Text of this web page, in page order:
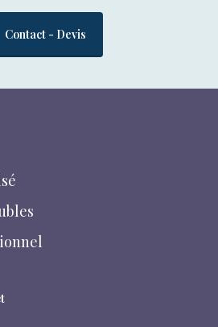
Contact - Devis